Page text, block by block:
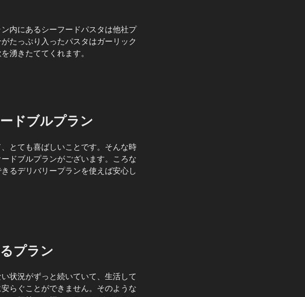
内にあるシーフードパスタは他社プ
たっぷり入ったパスタはガーリック
湧きたててくれます。
ドブルプラン
とても喜ばしいことです。そんな時
ドブルプランがございます。ころな
るデリバリープランを使えば安心し
プラン
状況がずっと続いていて、生活して
らぐことができません。そのような